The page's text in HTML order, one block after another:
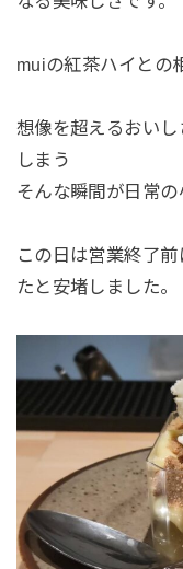
muiの紅茶ハイとの
想像を超えるおい
しまう
そんな瞬間が日常
この日は営業終了
たと安堵しました。